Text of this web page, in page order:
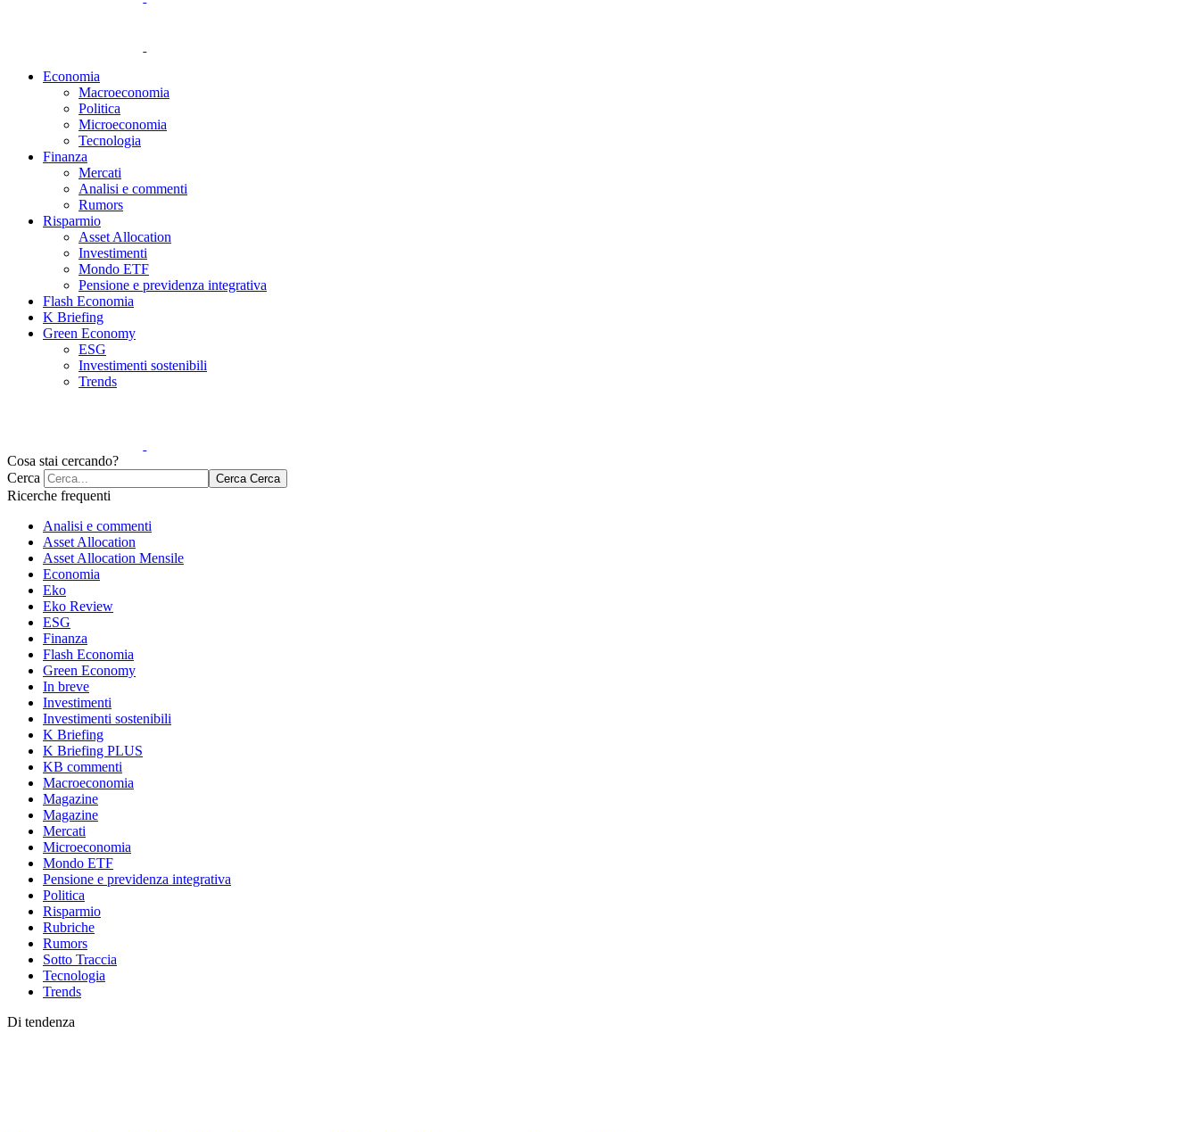
Economia
Macroeconomia
Politica
Microeconomia
Tecnologia
Finanza
Mercati
Analisi e commenti
Rumors
Risparmio
Asset Allocation
Investimenti
Mondo ETF
Pensione e previdenza integrativa
Flash Economia
K Briefing
Green Economy
ESG
Investimenti sostenibili
Trends
Cosa stai cercando?
Cerca
Cerca Cerca
Ricerche frequenti
Analisi e commenti
Asset Allocation
Asset Allocation Mensile
Economia
Eko
Eko Review
ESG
Finanza
Flash Economia
Green Economy
In breve
Investimenti
Investimenti sostenibili
K Briefing
K Briefing PLUS
KB commenti
Macroeconomia
Magazine
Magazine
Mercati
Microeconomia
Mondo ETF
Pensione e previdenza integrativa
Politica
Risparmio
Rubriche
Rumors
Sotto Traccia
Tecnologia
Trends
Di tendenza